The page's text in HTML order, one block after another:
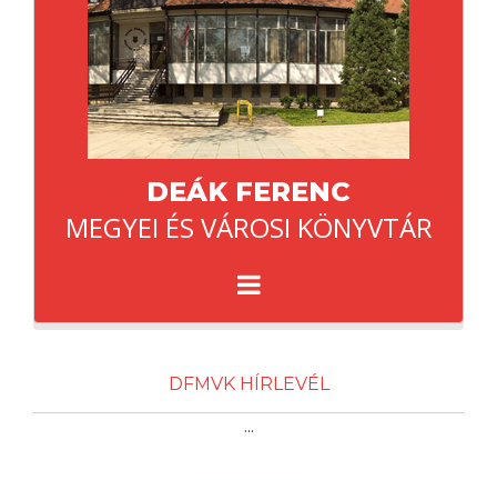
DEÁK FERENC
MEGYEI ÉS VÁROSI KÖNYVTÁR
DFMVK HÍRLEVÉL
...